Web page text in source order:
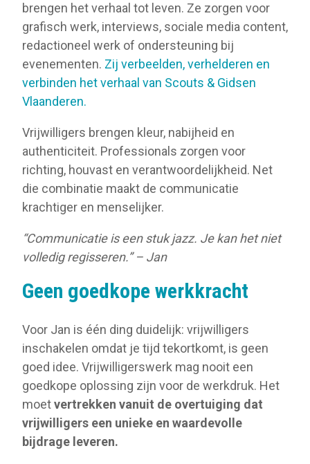
brengen het verhaal tot leven. Ze zorgen voor
grafisch werk, interviews, sociale media content,
redactioneel werk of ondersteuning bij
evenementen. Zij verbeelden, verhelderen en
verbinden het verhaal van Scouts & Gidsen
Vlaanderen.
Vrijwilligers brengen kleur, nabijheid en
authenticiteit. Professionals zorgen voor
richting, houvast en verantwoordelijkheid. Net
die combinatie maakt de communicatie
krachtiger en menselijker.
“Communicatie is een stuk jazz. Je kan het niet
volledig regisseren.” – Jan
Geen goedkope werkkracht
Voor Jan is één ding duidelijk: vrijwilligers
inschakelen omdat je tijd tekortkomt, is geen
goed idee. Vrijwilligerswerk mag nooit een
goedkope oplossing zijn voor de werkdruk. Het
moetvertrekken vanuit de overtuiging dat
vrijwilligers een unieke en waardevolle
bijdrage leveren.